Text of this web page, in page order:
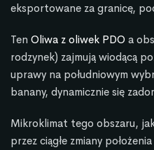
eksportowane za granicę,
Ten Oliwa z oliwek PDO a
rodzynek) zajmują wiodącą
uprawy na południowym
banany, dynamicznie się
Mikroklimat tego obszaru,
przez ciągłe zmiany